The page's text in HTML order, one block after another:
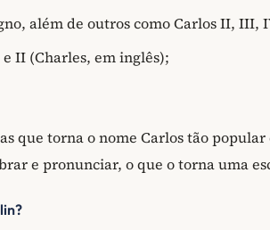
além de outros como Carlos II, III,
e II (Charles, em inglês);
que torna o nome Carlos tão
e pronunciar, o que o torna uma